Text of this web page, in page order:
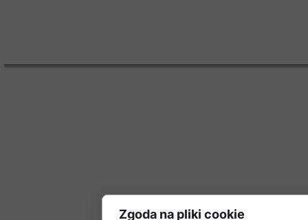
Zgoda na pliki cookie